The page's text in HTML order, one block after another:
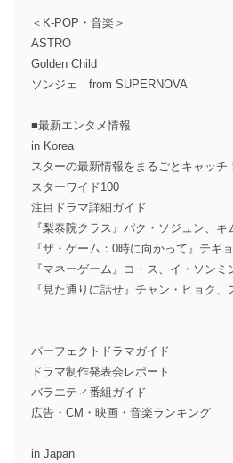
＜K-POP・音楽＞
ASTRO
Golden Child
ソンジェ from SUPERNOVA
■最新エンタメ情報
in Korea
スターの最新情報をまるごとキャッチ
スターワイド100
注目ドラマ詳細ガイド
『梨泰院クラス』パク・ソジュン、キ
『ザ・ゲーム：0時に向かって』テギ
『マネーゲーム』コ・ス、イ・ソン
『見た通りに話せ』チャン・ヒョク、
パーフェクトドラマガイド
ドラマ制作発表会レポート
バラエティ番組ガイド
広告・CM・映画・音楽ランキング
in Japan